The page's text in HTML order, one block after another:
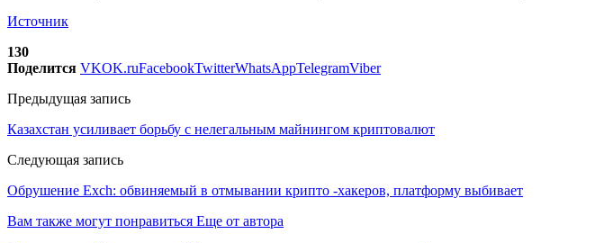
Источник
130
Поделится VKOK.ruFacebookTwitterWhatsAppTelegramViber
Предыдущая запись
Казахстан усиливает борьбу с нелегальным майнингом криптовалют
Следующая запись
Обрушение Exch: обвиняемый в отмывании крипто -хакеров, платформу выбивает
Вам также могут понравиться Еще от автора